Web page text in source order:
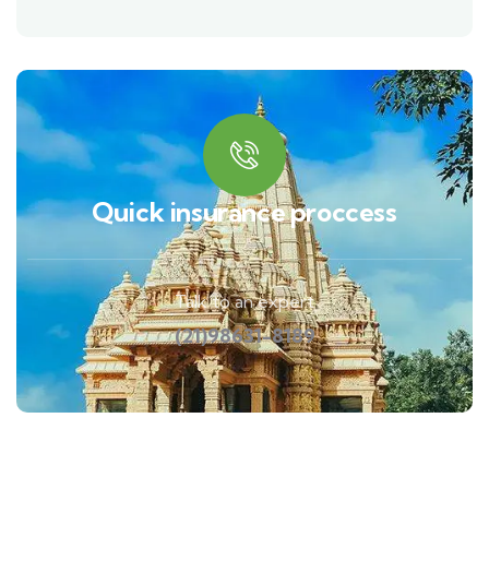
Quick insurance proccess
Talk to an expert
(21)98631-8189